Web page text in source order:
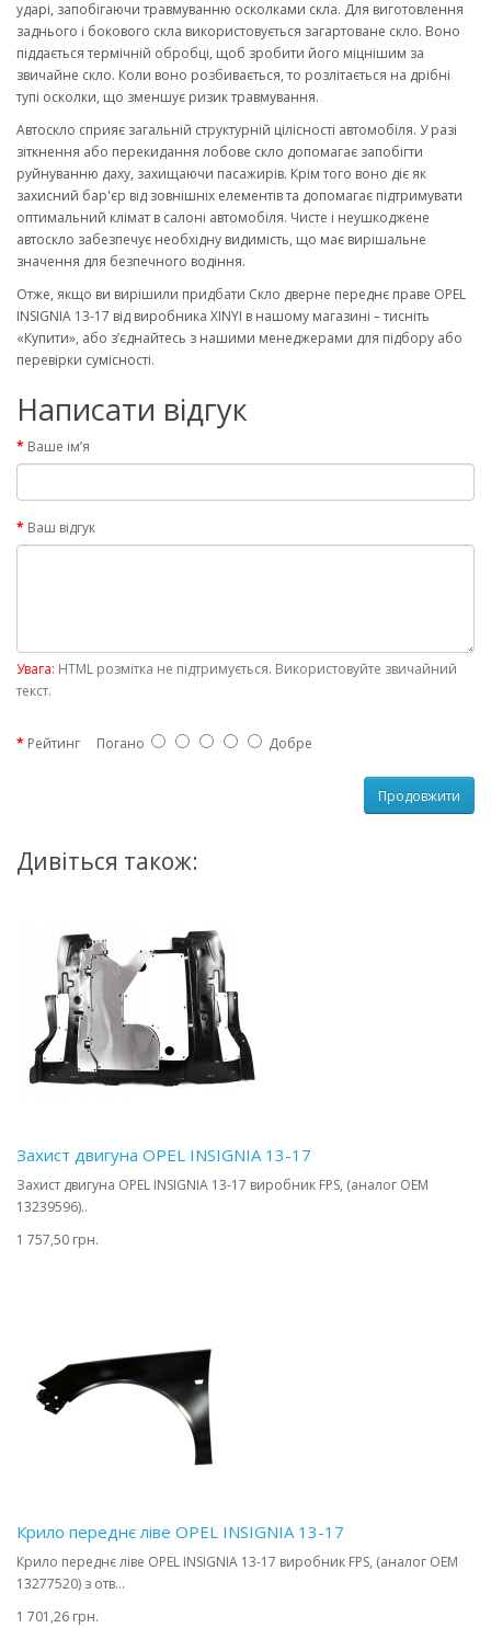
ударі, запобігаючи травмуванню осколками скла. Для виготовлення
заднього і бокового скла використовується загартоване скло. Воно
піддається термічній обробці, щоб зробити його міцнішим за
звичайне скло. Коли воно розбивається, то розлітається на дрібні
тупі осколки, що зменшує ризик травмування.
Автоскло сприяє загальній структурній цілісності автомобіля. У разі
зіткнення або перекидання лобове скло допомагає запобігти
руйнуванню даху, захищаючи пасажирів. Крім того воно діє як
захисний бар'єр від зовнішніх елементів та допомагає підтримувати
оптимальний клімат в салоні автомобіля. Чисте і неушкоджене
автоскло забезпечує необхідну видимість, що має вирішальне
значення для безпечного водіння.
Отже, якщо ви вирішили придбати Скло дверне переднє праве OPEL
INSIGNIA 13-17 від виробника XINYI в нашому магазині – тисніть
«Купити», або з’єднайтесь з нашими менеджерами для підбору або
перевірки сумісності.
Написати відгук
Ваше ім’я
Ваш відгук
Увага: HTML розмітка не підтримується. Використовуйте звичайний
текст.
Рейтинг Погано Добре
Продовжити
Дивіться також:
Захист двигуна OPEL INSIGNIA 13-17
Захист двигуна OPEL INSIGNIA 13-17 виробник FPS, (аналог OEM
13239596)..
1 757,50 грн.
Крило переднє ліве OPEL INSIGNIA 13-17
Крило переднє ліве OPEL INSIGNIA 13-17 виробник FPS, (аналог OEM
13277520) з отв...
1 701,26 грн.